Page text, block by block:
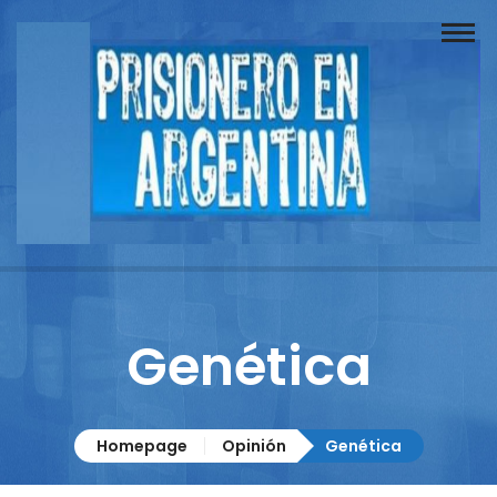
Buscador
Documentos
Columnistas
Contacto
Genética
Homepage Opinión Genética